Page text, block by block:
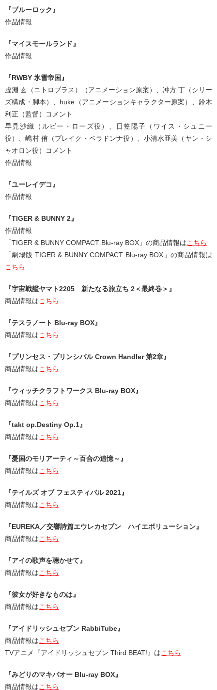
『ブルーロック』
作品情報
『マイスモールランド』
作品情報
『RWBY 氷雪帝国』
虚淵 玄（ニトロプラス）（アニメーション原案）、冲方 丁（シリー
ズ構成・脚本）、huke（アニメーションキャラクター原案）、鈴木
利正（監督）コメント
早見沙織（ルビー・ローズ役）、日笠陽子（ワイス・シュニー
役）、嶋村 侑（ブレイク・ベラドンナ役）、小清水亜美（ヤン・シ
ャオロン役）コメント
作品情報
『ユーレイデコ』
作品情報
『TIGER & BUNNY 2』
作品情報
「TIGER & BUNNY COMPACT Blu-ray BOX」の商品情報はこちら
「劇場版 TIGER & BUNNY COMPACT Blu-ray BOX」の商品情報は
こちら
『宇宙戦艦ヤマト2205 新たなる旅立ち 2＜最終巻＞』
商品情報はこちら
『テスラノート Blu-ray BOX』
商品情報はこちら
『プリンセス・プリンシパル Crown Handler 第2章』
商品情報はこちら
『ウィッチクラフトワークス Blu-ray BOX』
商品情報はこちら
『takt op.Destiny Op.1』
商品情報はこちら
『憂国のモリアーティ～百合の追憶～』
商品情報はこちら
『テイルズ オブ フェスティバル 2021』
商品情報はこちら
『EUREKA／交響詩篇エウレカセブン ハイエボリューション』
商品情報はこちら
『アイの歌声を聴かせて』
商品情報はこちら
『彼女が好きなものは』
商品情報はこちら
『アイドリッシュセブン RabbiTube』
商品情報はこちら
TVアニメ『アイドリッシュセブン Third BEAT!』はこちら
『みどりのマキバオー Blu-ray BOX』
商品情報はこちら